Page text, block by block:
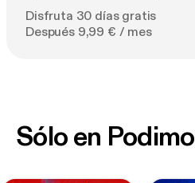
Disfruta 30 días gratis
Después 9,99 € / mes
Sólo en Podimo